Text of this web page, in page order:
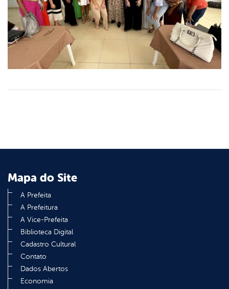
Mapa do Site
A Prefeita
A Prefeitura
A Vice-Prefeita
Biblioteca Digital
Cadastro Cultural
Contato
Dados Abertos
Economia